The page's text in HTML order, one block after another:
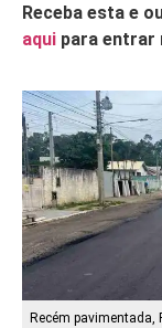
Receba esta e
aqui para entrar
Recém pavimentada,